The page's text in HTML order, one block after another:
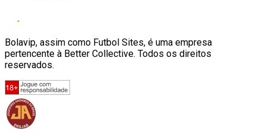
Bolavip, assim como Futbol Sites, é uma empresa
pertencente à Better Collective. Todos os direitos
reservados.